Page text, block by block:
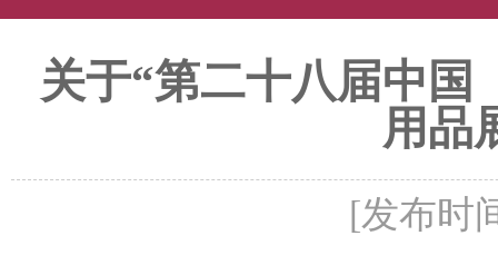
关于“第二十八届中国
用品
[发布时